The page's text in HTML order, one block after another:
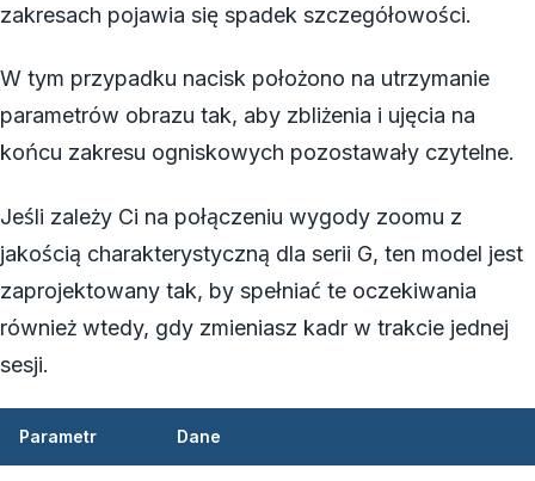
zakresach pojawia się spadek szczegółowości.
W tym przypadku nacisk położono na utrzymanie
parametrów obrazu tak, aby zbliżenia i ujęcia na
końcu zakresu ogniskowych pozostawały czytelne.
Jeśli zależy Ci na połączeniu wygody zoomu z
jakością charakterystyczną dla serii G, ten model jest
zaprojektowany tak, by spełniać te oczekiwania
również wtedy, gdy zmieniasz kadr w trakcie jednej
sesji.
Parametr Dane